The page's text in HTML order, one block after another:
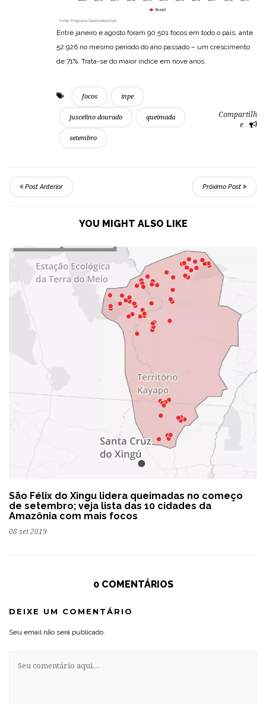
Entre janeiro e agosto foram 90.501 focos em todo o país, ante
52.926 no mesmo período do ano passado – um crescimento
de 71%. Trata-se do maior índice em nove anos.
focos inpe
juscelino dourado queimada
setembro
Compartilh
e
Post Anterior Próximo Post
YOU MIGHT ALSO LIKE
São Félix do Xingu lidera queimadas no começo
de setembro; veja lista das 10 cidades da
Amazônia com mais focos
08 set 2019
0 COMENTÁRIOS
DEIXE UM COMENTÁRIO
Seu email não será publicado.